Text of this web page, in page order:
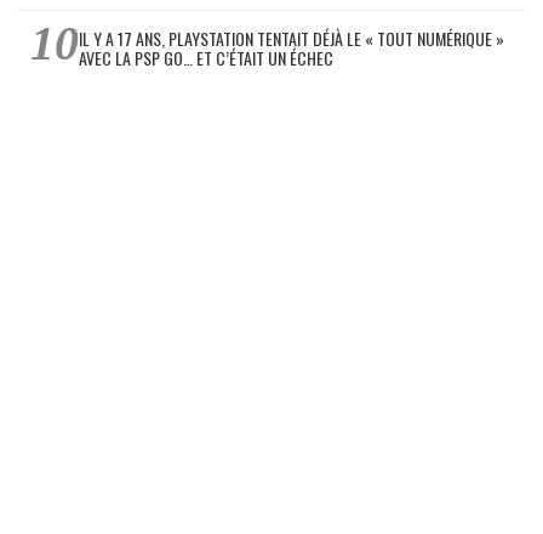
IL Y A 17 ANS, PLAYSTATION TENTAIT DÉJÀ LE « TOUT NUMÉRIQUE »
AVEC LA PSP GO… ET C’ÉTAIT UN ÉCHEC